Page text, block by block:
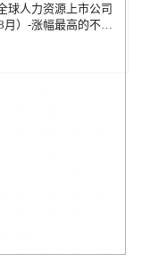
球人力资源上市公司
）-涨幅最高的不是
力服务商